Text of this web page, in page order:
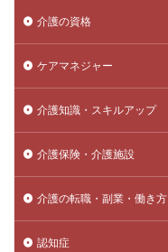
介護の資格
ケアマネジャー
介護知識・スキルアップ
介護保険・介護施設
介護の転職・副業・働き方
認知症